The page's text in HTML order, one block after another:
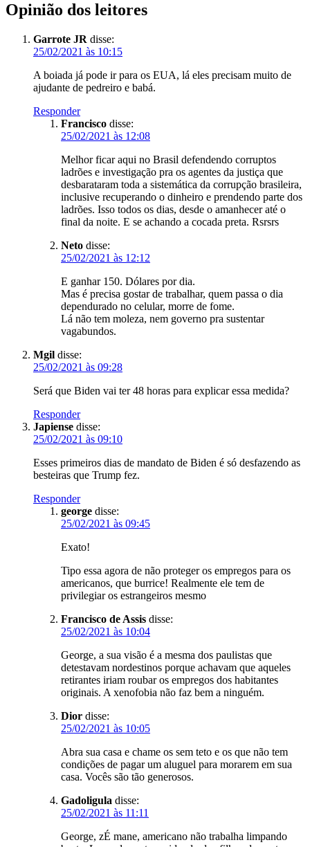
Opinião dos leitores
Garrote JR disse:
25/02/2021 às 10:15
A boiada já pode ir para os EUA, lá eles precisam muito de
ajudante de pedreiro e babá.
Responder
Francisco disse:
25/02/2021 às 12:08
Melhor ficar aqui no Brasil defendendo corruptos
ladrões e investigação pra os agentes da justiça que
desbarataram toda a sistemática da corrupção brasileira,
inclusive recuperando o dinheiro e prendendo parte dos
ladrões. Isso todos os dias, desde o amanhecer até o
final da noite. E se achando a cocada preta. Rsrsrs
Neto disse:
25/02/2021 às 12:12
E ganhar 150. Dólares por dia.
Mas é precisa gostar de trabalhar, quem passa o dia
dependurado no celular, morre de fome.
Lá não tem moleza, nem governo pra sustentar
vagabundos.
Mgil disse:
25/02/2021 às 09:28
Será que Biden vai ter 48 horas para explicar essa medida?
Responder
Japiense disse:
25/02/2021 às 09:10
Esses primeiros dias de mandato de Biden é só desfazendo as
besteiras que Trump fez.
Responder
george disse:
25/02/2021 às 09:45
Exato!
Tipo essa agora de não proteger os empregos para os
americanos, que burrice! Realmente ele tem de
privilegiar os estrangeiros mesmo
Francisco de Assis disse:
25/02/2021 às 10:04
George, a sua visão é a mesma dos paulistas que
detestavam nordestinos porque achavam que aqueles
retirantes iriam roubar os empregos dos habitantes
originais. A xenofobia não faz bem a ninguém.
Dior disse:
25/02/2021 às 10:05
Abra sua casa e chame os sem teto e os que não tem
condições de pagar um aluguel para morarem em sua
casa. Vocês são tão generosos.
Gadoligula disse:
25/02/2021 às 11:11
George, zÉ mane, americano não trabalha limpando